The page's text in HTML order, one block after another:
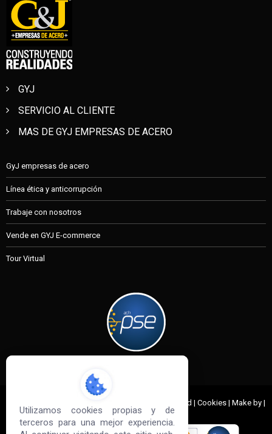
Utilizamos cookies propias y de
terceros para una mejor experiencia.
GYJ
SERVICIO AL CLIENTE
MAS DE GYJ EMPRESAS DE ACERO
GyJ empresas de acero
Línea ética y anticorrupción
Trabaje con nosotros
Vende en GYJ E-commerce
Tour Virtual
© 2022 G&J Empresas de Acero. All Rights Reserved | Cookies | Make by |
Sd3